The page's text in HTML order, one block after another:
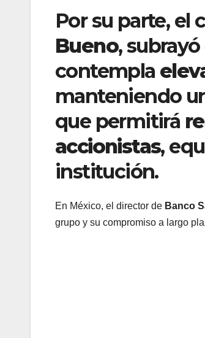
Por su parte, el
Bueno,
contempla
manteniendo
que permitirá
accionistas,
institución.
En México, el director de Banco
grupo y su compromiso a largo